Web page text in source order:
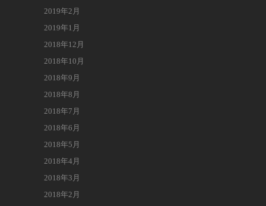
2019年2月
2019年1月
2018年12月
2018年10月
2018年9月
2018年8月
2018年7月
2018年6月
2018年5月
2018年4月
2018年3月
2018年2月